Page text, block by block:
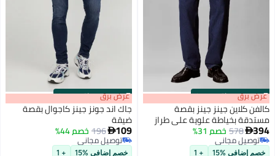
00m:00s
·باقي 100% عرض برق
كالفن كلاين جينز جينز بقصة
مستدقة بخياطة علوية على طراز
التسعينيات
394
578خصم 31%
توصيل مجاني
توصيل مجاني
خصم إضافي %15 + 1
00m:00s
·باقي 100% عرض برق
جاك اند جونز جينز كاجوال بقصة
ضيقة
109
196خصم 44%
توصيل مجاني
توصيل مجاني
خصم إضافي %15 + 1